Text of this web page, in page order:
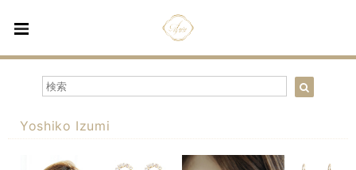
Yoshiko Izumi